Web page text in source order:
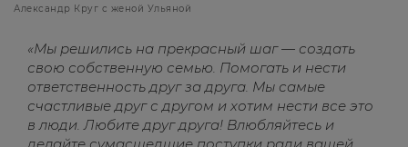
Александр Круг с женой Ульяной
«Мы решились на прекрасный шаг — создать
свою собственную семью. Помогать и нести
ответственность друг за друга. Мы самые
счастливые друг с другом и хотим нести все это
в люди. Любите друг друга! Влюбляйтесь и